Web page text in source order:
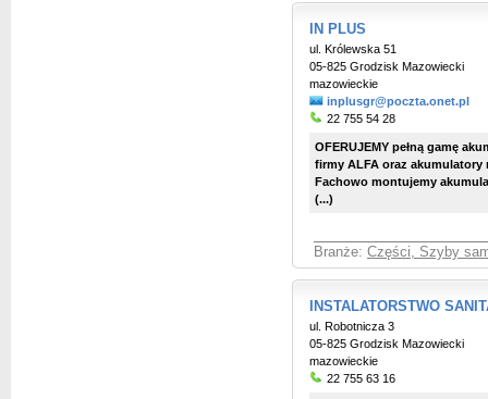
IN PLUS
ul. Królewska 51
05-825 Grodzisk Mazowiecki
mazowieckie
inplusgr@poczta.onet.pl
22 755 54 28
OFERUJEMY pełną gamę
firmy ALFA oraz akumulatory
Fachowo montujemy
(...)
Branże: Części, Szyby
INSTALATORSTWO
ul. Robotnicza 3
05-825 Grodzisk Mazowiecki
mazowieckie
22 755 63 16